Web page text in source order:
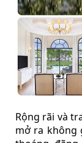
Rộng rãi và
mở ra không